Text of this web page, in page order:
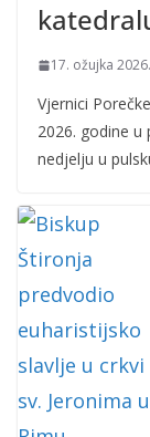
17. ožujka 2026.
Vjernici
2026. godine
nedjelju u